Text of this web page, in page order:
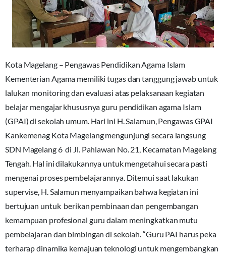
Kota Magelang – Pengawas Pendidikan Agama Islam
Kementerian Agama memiliki tugas dan tanggung jawab untuk
lalukan monitoring dan evaluasi atas pelaksanaan kegiatan
belajar mengajar khususnya guru pendidikan agama Islam
(GPAI) di sekolah umum. Hari ini H. Salamun, Pengawas GPAI
Kankemenag Kota Magelang mengunjungi secara langsung
SDN Magelang 6 di Jl. Pahlawan No. 21, Kecamatan Magelang
Tengah. Hal ini dilakukannya untuk mengetahui secara pasti
mengenai proses pembelajarannya. Ditemui saat lakukan
supervise, H. Salamun menyampaikan bahwa kegiatan ini
bertujuan untuk berikan pembinaan dan pengembangan
kemampuan profesional guru dalam meningkatkan mutu
pembelajaran dan bimbingan di sekolah. “Guru PAI harus peka
terharap dinamika kemajuan teknologi untuk mengembangkan